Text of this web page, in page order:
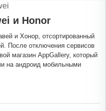
и Honor
и Хонор, отсортированный
После отключения сервисов
магазин AppGallery, который
на андроид мобильными